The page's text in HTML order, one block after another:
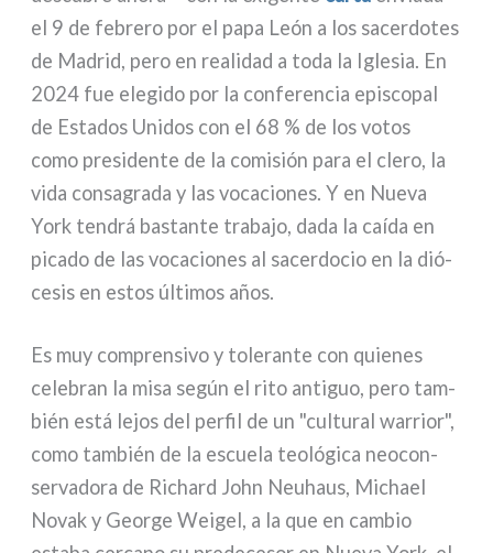
el 9 de febre­ro por el papa León a los sacer­do­tes
de Madrid, pero en rea­li­dad a toda la Iglesia. En
2024 fue ele­gi­do por la con­fe­ren­cia epi­sco­pal
de Estados Unidos con el 68 % de los votos
como pre­si­den­te de la comi­sión para el cle­ro, la
vida con­sa­gra­da y las voca­cio­nes. Y en Nueva
York ten­drá bastan­te tra­ba­jo, dada la caí­da en
pica­do de las voca­cio­nes al sacer­do­cio en la dió­
ce­sis en estos últi­mos años.
Es muy com­pren­si­vo y tole­ran­te con quie­nes
cele­bran la misa según el rito anti­guo, pero tam­
bién está lejos del per­fil de un "cul­tu­ral war­rior",
como tam­bién de la escue­la teo­ló­gi­ca neo­con­
ser­va­do­ra de Richard John Neuhaus, Michael
Novak y George Weigel, a la que en cam­bio